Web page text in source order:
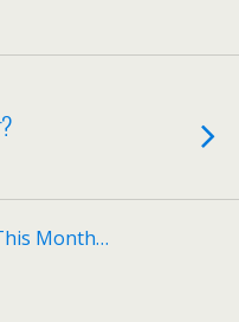
Month…